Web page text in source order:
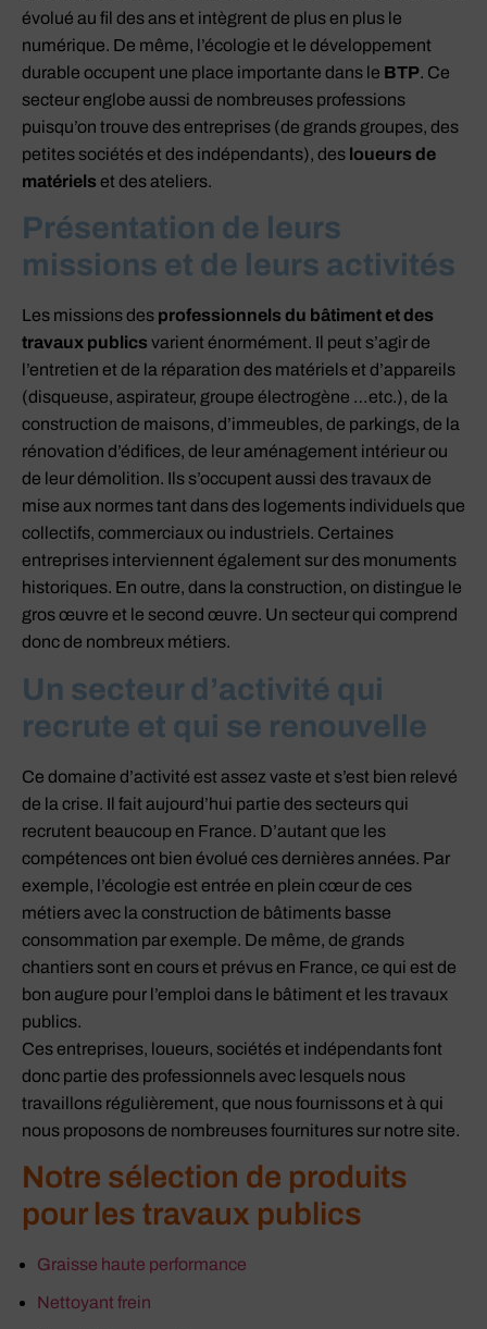
évolué au fil des ans et intègrent de plus en plus le
numérique. De même, l’écologie et le développement
durable occupent une place importante dans le BTP. Ce
secteur englobe aussi de nombreuses professions
puisqu’on trouve des entreprises (de grands groupes, des
petites sociétés et des indépendants), des loueurs de
matériels et des ateliers.
Présentation de leurs
missions et de leurs activités
Les missions des professionnels du bâtiment et des
travaux publics varient énormément. Il peut s’agir de
l’entretien et de la réparation des matériels et d’appareils
(disqueuse, aspirateur, groupe électrogène …etc.), de la
construction de maisons, d’immeubles, de parkings, de la
rénovation d’édifices, de leur aménagement intérieur ou
de leur démolition. Ils s’occupent aussi des travaux de
mise aux normes tant dans des logements individuels que
collectifs, commerciaux ou industriels. Certaines
entreprises interviennent également sur des monuments
historiques. En outre, dans la construction, on distingue le
gros œuvre et le second œuvre. Un secteur qui comprend
donc de nombreux métiers.
Un secteur d’activité qui
recrute et qui se renouvelle
Ce domaine d’activité est assez vaste et s’est bien relevé
de la crise. Il fait aujourd’hui partie des secteurs qui
recrutent beaucoup en France. D’autant que les
compétences ont bien évolué ces dernières années. Par
exemple, l’écologie est entrée en plein cœur de ces
métiers avec la construction de bâtiments basse
consommation par exemple. De même, de grands
chantiers sont en cours et prévus en France, ce qui est de
bon augure pour l’emploi dans le bâtiment et les travaux
publics.
Ces entreprises, loueurs, sociétés et indépendants font
donc partie des professionnels avec lesquels nous
travaillons régulièrement, que nous fournissons et à qui
nous proposons de nombreuses fournitures sur notre site.
Notre sélection de produits
pour les travaux publics
Graisse haute performance
Nettoyant frein